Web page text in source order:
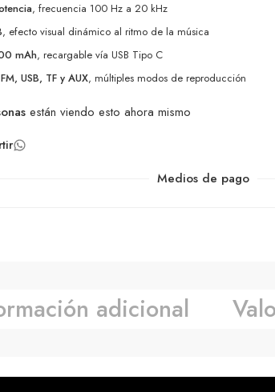
, frecuencia 100 Hz a 20 kHz
, efecto visual dinámico al ritmo de la música
mAh, recargable vía USB Tipo C
USB, TF y AUX, múltiples modos de reproducción
están viendo esto ahora mismo
Medios de pago
adicional